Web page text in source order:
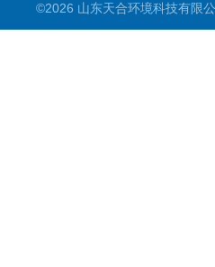
©2026 山东天合环境科技有